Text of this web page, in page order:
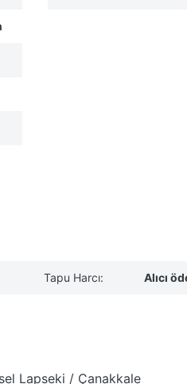
Tapu Harcı: Alıcı
Lapseki / Çanakkale